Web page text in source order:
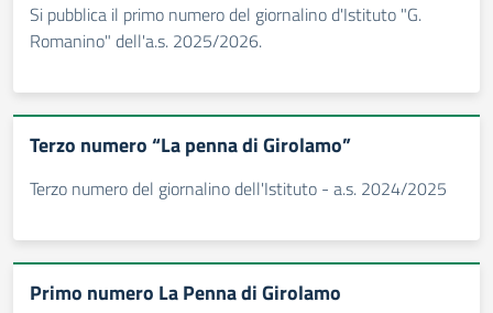
Si pubblica il primo numero del giornalino d'Istituto "G.
Romanino" dell'a.s. 2025/2026.
Terzo numero “La penna di Girolamo”
Terzo numero del giornalino dell'Istituto - a.s. 2024/2025
Primo numero La Penna di Girolamo